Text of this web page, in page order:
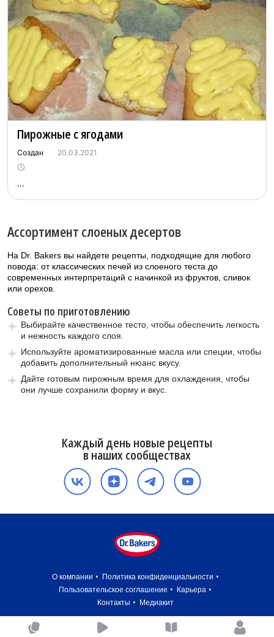
Пирожные с ягодами
Создан 20.03.2021
...
Ассортимент слоеных десертов
На Dr. Bakers вы найдете рецепты, подходящие для любого
повода: от классических печей из слоеного теста до
современных интерпретаций с начинкой из фруктов, сливок
или орехов.
Советы по приготовлению
Выбирайте качественное тесто, чтобы обеспечить легкость
и нежность каждого слоя.
Используйте ароматизированные масла или специи, чтобы
добавить дополнительный нюанс вкусу.
Дайте готовым пирожным время для охлаждения, чтобы
они лучше сохранили форму и вкус.
Каждый день новые рецепты
в наших сообществах
О компании
Политика конфиденциальности
Пользовательское соглашение
Карьера
Контакты
Медиакит